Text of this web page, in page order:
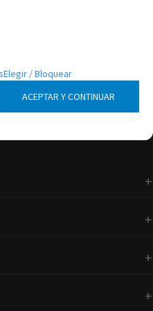
Elegir / Bloquear
ACEPTAR Y CONTINUAR